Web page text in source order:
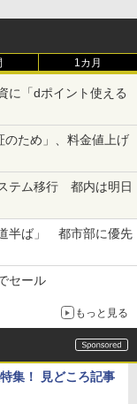
1カ月
に「dポイント使える
のため」、料金値上げ
テム移行 都内は明日
半ば」 都市部に優先
セール
もっと見る
集！ 見どころ記事